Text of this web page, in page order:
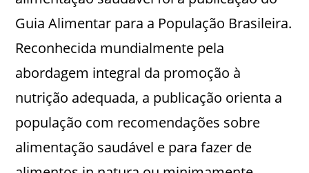
Guia Alimentar para a População Brasileira.
Reconhecida mundialmente pela
abordagem integral da promoção à
nutrição adequada, a publicação orienta a
população com recomendações sobre
alimentação saudável e para fazer de